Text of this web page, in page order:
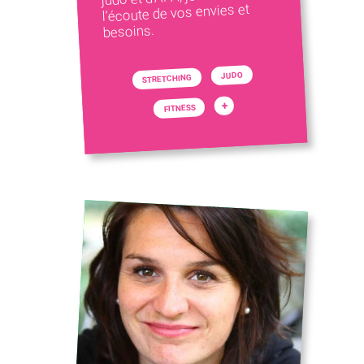
l’écoute de vos envies et
besoins.
STRETCHING JUDO
FITNESS +